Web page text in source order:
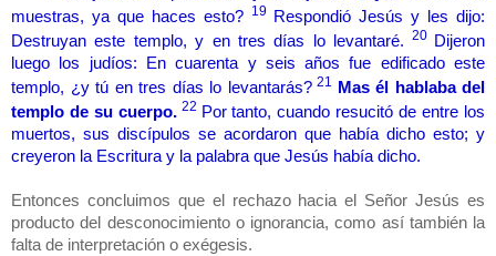
muestras, ya que haces esto? 19 Respondió Jesús y les dijo:
Destruyan este templo, y en tres días lo levantaré. 20 Dijeron
luego los judíos: En cuarenta y seis años fue edificado este
templo, ¿y tú en tres días lo levantarás?21 Mas él hablaba del
templo de su cuerpo. 22 Por tanto, cuando resucitó de entre los
muertos, sus discípulos se acordaron que había dicho esto; y
creyeron la Escritura y la palabra que Jesús había dicho.
Entonces concluimos que el rechazo hacia el Señor Jesús es
producto del desconocimiento o ignorancia, como así también la
falta de interpretación o exégesis.